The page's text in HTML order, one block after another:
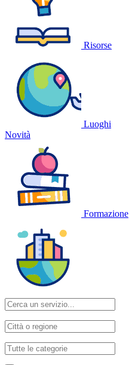
Risorse
Luoghi
Novità
Formazione